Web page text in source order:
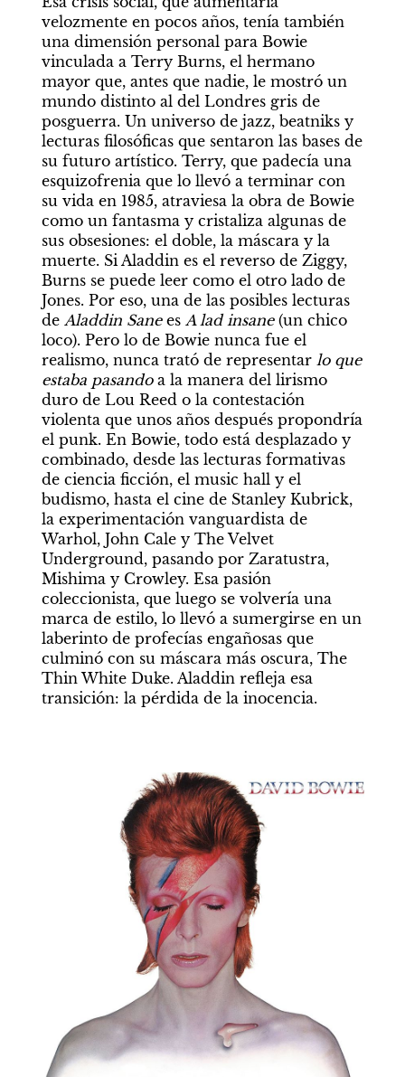
velozmente en pocos años, tenía también
una dimensión personal para Bowie
vinculada a Terry Burns, el hermano
mayor que, antes que nadie, le mostró un
mundo distinto al del Londres gris de
posguerra. Un universo de jazz, beatniks y
lecturas filosóficas que sentaron las bases de
su futuro artístico. Terry, que padecía una
esquizofrenia que lo llevó a terminar con
su vida en 1985, atraviesa la obra de Bowie
como un fantasma y cristaliza algunas de
sus obsesiones: el doble, la máscara y la
muerte. Si Aladdin es el reverso de Ziggy,
Burns se puede leer como el otro lado de
Jones. Por eso, una de las posibles lecturas
de Aladdin Sane es A lad insane (un chico
loco). Pero lo de Bowie nunca fue el
realismo, nunca trató de representar lo que
estaba pasando a la manera del lirismo
duro de Lou Reed o la contestación
violenta que unos años después propondría
el punk. En Bowie, todo está desplazado y
combinado, desde las lecturas formativas
de ciencia ficción, el music hall y el
budismo, hasta el cine de Stanley Kubrick,
la experimentación vanguardista de
Warhol, John Cale y The Velvet
Underground, pasando por Zaratustra,
Mishima y Crowley. Esa pasión
coleccionista, que luego se volvería una
marca de estilo, lo llevó a sumergirse en un
laberinto de profecías engañosas que
culminó con su máscara más oscura, The
Thin White Duke. Aladdin refleja esa
transición: la pérdida de la inocencia.